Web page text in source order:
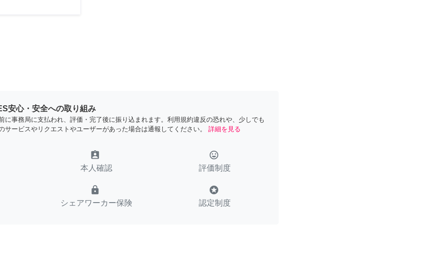
安心・安全への取り組み
に事務局に支払われ、評価・完了後に振り込まれます。利用規約違反の恐れや、少しでも
サービスやリクエストやユーザーがあった場合は通報してください。
詳細を見る
assignment_ind
本人確認
tag_faces
評価制度
lock
シェアワーカー保険
stars
認定制度